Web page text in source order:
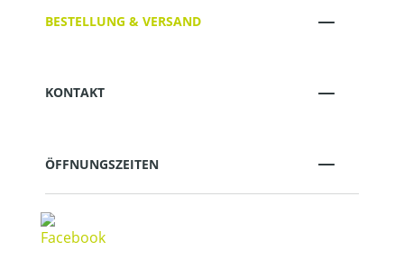
BESTELLUNG & VERSAND
KONTAKT
ÖFFNUNGSZEITEN